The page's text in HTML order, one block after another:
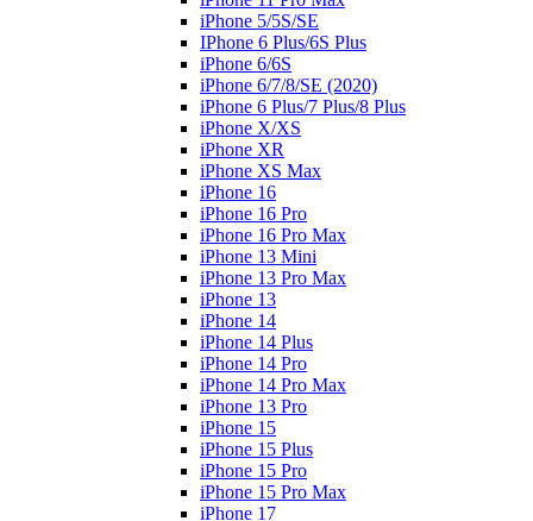
iPhone 5/5S/SE
IPhone 6 Plus/6S Plus
iPhone 6/6S
iPhone 6/7/8/SE (2020)
iPhone 6 Plus/7 Plus/8 Plus
iPhone X/XS
iPhone XR
iPhone XS Max
iPhone 16
iPhone 16 Pro
iPhone 16 Pro Max
iPhone 13 Mini
iPhone 13 Pro Max
iPhone 13
iPhone 14
iPhone 14 Plus
iPhone 14 Pro
iPhone 14 Pro Max
iPhone 13 Pro
iPhone 15
iPhone 15 Plus
iPhone 15 Pro
iPhone 15 Pro Max
iPhone 17